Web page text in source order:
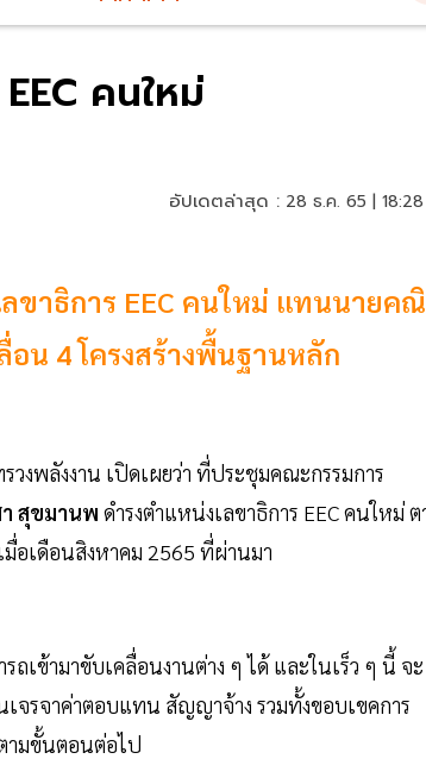
คนใหม่
อัปเดตล่าสุด : 28 ธ.ค. 65 |
ขาธิการ EEC คนใหม่ แทนนายค
น 4 โครงสร้างพื้นฐานหลัก
งพลังงาน เปิดเผยว่า ที่ประชุมคณะกรรมการ
สุขมานพ ดำรงตำแหน่งเลขาธิการ EEC คนใหม่ ต
อเดือนสิงหาคม 2565 ที่ผ่านมา
ถเข้ามาขับเคลื่อนงานต่าง ๆ ได้ และในเร็ว ๆ นี้ จะ
จรจาค่าตอบแทน สัญญาจ้าง รวมทั้งขอบเขคการ
ามขั้นตอนต่อไป